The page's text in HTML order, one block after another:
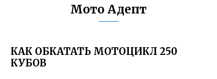
Мото Адепт
КАК ОБКАТАТЬ МОТОЦИКЛ 250
КУБОВ